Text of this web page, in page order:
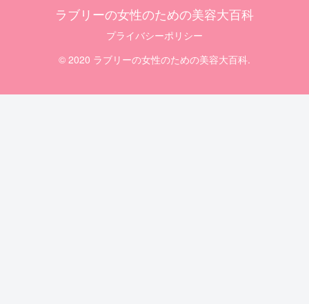
ラブリーの女性のための美容大百科
プライバシーポリシー
© 2020 ラブリーの女性のための美容大百科.